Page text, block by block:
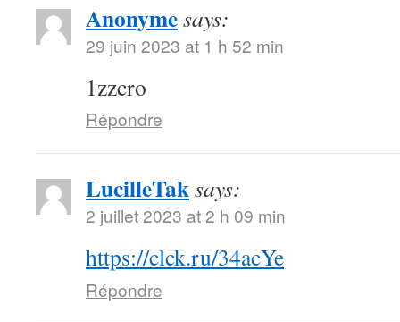
Anonymesays:
29 juin 2023 at 1 h 52 min
1zzcro
Répondre
LucilleTaksays:
2 juillet 2023 at 2 h 09 min
https://clck.ru/34acYe
Répondre